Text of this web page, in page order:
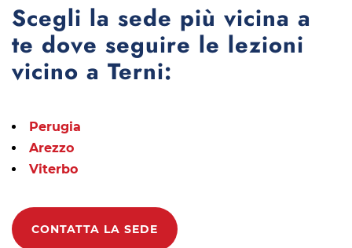
Scegli la sede più vicina a
te dove seguire le lezioni
vicino a Terni:
Perugia
Arezzo
Viterbo
CONTATTA LA SEDE